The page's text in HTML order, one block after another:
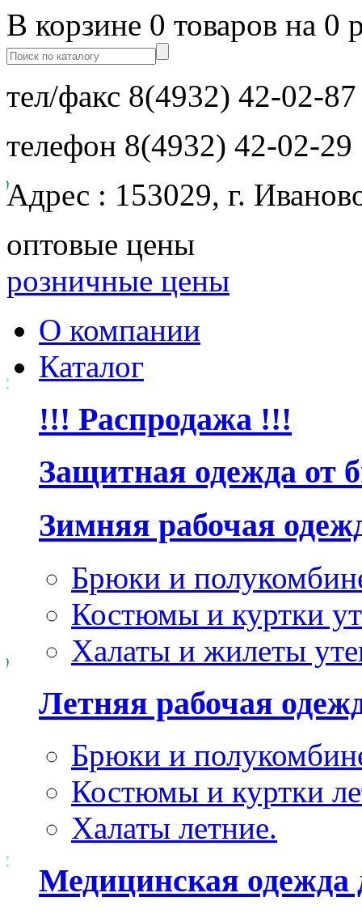
В корзине 0 товаров на 0
тел/факс 8(4932) 42-02-87
телефон 8(4932) 42-02-29
Адрес : 153029, г.
оптовые цены
розничные цены
О компании
Каталог
!!! Распродажа !!!
Защитная одежда от
Зимняя рабочая
Брюки и
Костюмы и куртки
Халаты и жилеты
Летняя рабочая
Брюки и
Костюмы и куртки
Халаты летние.
Медицинская